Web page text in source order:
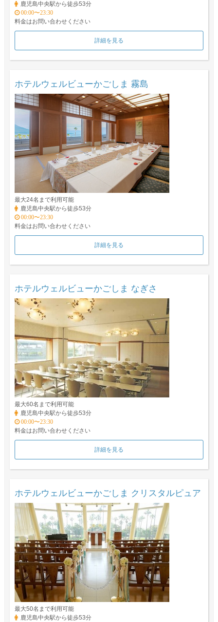
鹿児島中央駅から徒歩53分
00:00〜23:30
料金はお問い合わせください
詳細を見る
ホテルウェルビューかごしま 霧島
最大24名まで利用可能
鹿児島中央駅から徒歩53分
00:00〜23:30
料金はお問い合わせください
詳細を見る
ホテルウェルビューかごしま なぎさ
最大60名まで利用可能
鹿児島中央駅から徒歩53分
00:00〜23:30
料金はお問い合わせください
詳細を見る
ホテルウェルビューかごしま クリスタルピュア
最大50名まで利用可能
鹿児島中央駅から徒歩53分